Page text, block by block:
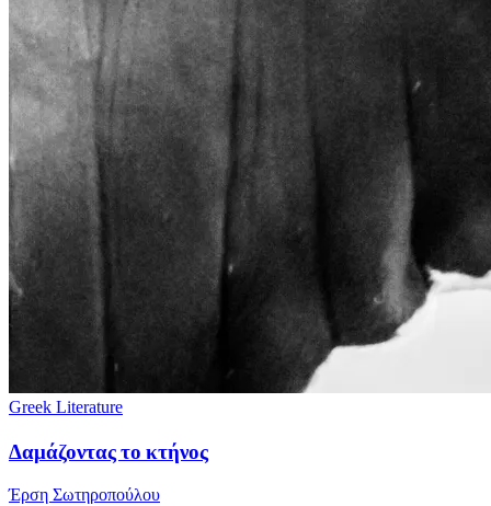
Greek Literature
Δαμάζοντας το κτήνος
Έρση Σωτηροπούλου